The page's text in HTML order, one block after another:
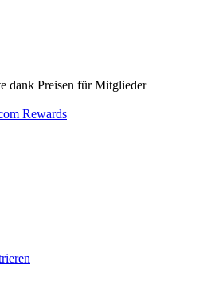
dank Preisen für Mitglieder
Rewards